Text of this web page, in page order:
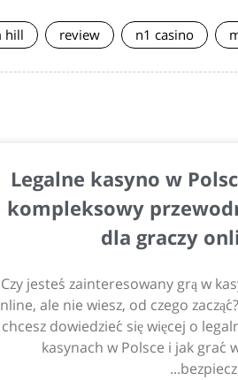
n1 casino
review
hill
Legalne kasyno w
kompleksowy
dla graczy
Czy jesteś zainteresowany grą w
ale nie wiesz, od czego
chcesz dowiedzieć się więcej o
kasynach w Polsce i jak grać